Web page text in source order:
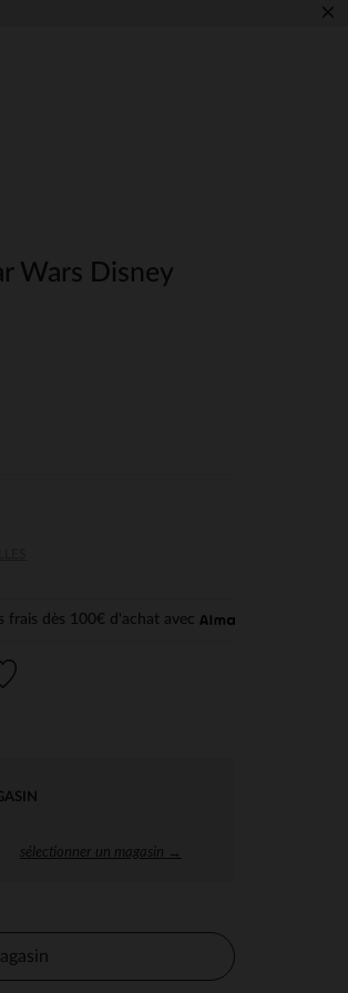
×
Wars Disney
frais dès 100€ d'achat avec
sélectionner un magasin →